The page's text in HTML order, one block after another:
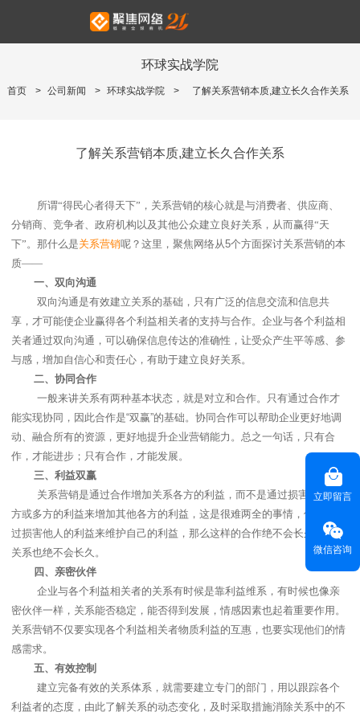
环球实战学院
首页 > 公司新闻 > 环球实战学院 > 了解关系营销本质,建立长久合作关系
了解关系营销本质,建立长久合作关系
所谓“得民心者得天下”，关系营销的核心就是与消费者、供应商、
分销商、竞争者、政府机构以及其他公众建立良好关系，从而赢得“天
下”。那什么是关系营销呢？这里，聚焦网络从5个方面探讨关系营销的本
质——
一、 双向沟通
双向沟通是有效建立关系的基础，只有广泛的信息交流和信息共
享，才可能使企业赢得各个利益相关者的支持与合作。企业与各个利益相
关者通过双向沟通，可以确保信息传达的准确性，让受众产生平等感、参
与感，增加自信心和责任心，有助于建立良好关系。
二、 协同合作
一般来讲关系有两种基本状态，就是对立和合作。只有通过合作才
能实现协同，因此合作是“双赢”的基础。协同合作可以帮助企业更好地调
动、融合所有的资源，更好地提升企业营销能力。总之一句话，只有合
作，才能进步；只有合作，才能发展。
三、 利益双赢
关系营销是通过合作增加关系各方的利益，而不是通过损害其中一
方或多方的利益来增加其他各方的利益，这是很难两全的事情，但是若通
过损害他人的利益来维护自己的利益，那么这样的合作绝不会长久，这种
关系也绝不会长久。
四、 亲密伙伴
企业与各个利益相关者的关系有时候是靠利益维系，有时候也像亲
密伙伴一样，关系能否稳定，能否得到发展，情感因素也起着重要作用。
关系营销不仅要实现各个利益相关者物质利益的互惠，也要实现他们的情
感需求。
五、 有效控制
建立完备有效的关系体系，就需要建立专门的部门，用以跟踪各个
利益者的态度，由此了解关系的动态变化，及时采取措施消除关系中的不
立即留言
微信咨询